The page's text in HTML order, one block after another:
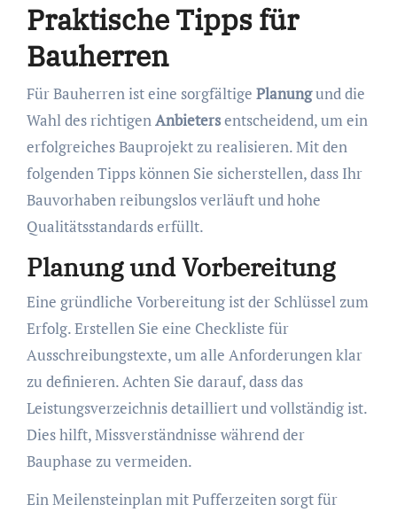
Praktische Tipps für
Bauherren
Für Bauherren ist eine sorgfältige Planungund die
Wahl des richtigenAnbietersentscheidend, um ein
erfolgreiches Bauprojekt zu realisieren. Mit den
folgenden Tipps können Sie sicherstellen, dass Ihr
Bauvorhaben reibungslos verläuft und hohe
Qualitätsstandards erfüllt.
Planung und Vorbereitung
Eine gründliche Vorbereitung ist der Schlüssel zum
Erfolg. Erstellen Sie eine Checkliste für
Ausschreibungstexte, um alle Anforderungen klar
zu definieren. Achten Sie darauf, dass das
Leistungsverzeichnis detailliert und vollständig ist.
Dies hilft, Missverständnisse während der
Bauphase zu vermeiden.
Ein Meilensteinplan mit Pufferzeiten sorgt für